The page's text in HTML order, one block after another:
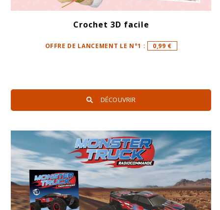
Crochet 3D facile
OFFRE DE LANCEMENT LE N°1 : 0,99 €
DÉCOUVRIR